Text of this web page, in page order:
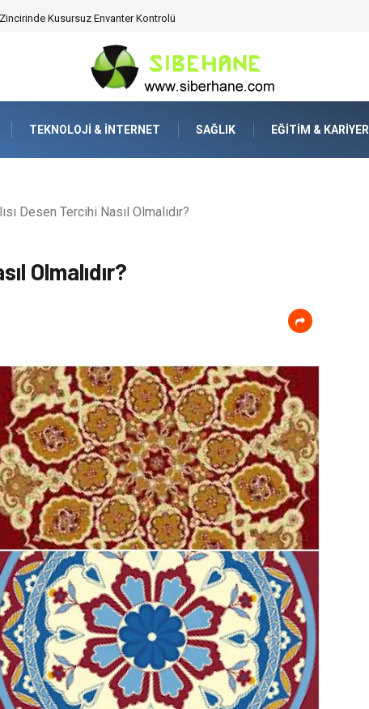
Kusursuz Envanter Kontrolü
TEKNOLOJI & İNTERNET SAĞLIK EĞITIM & KARIYER
Desen Tercihi Nasıl Olmalıdır?
Olmalıdır?